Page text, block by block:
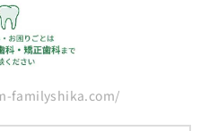
る歯並びとは？6
しれつ）
んなメリットが
familyshika.com/